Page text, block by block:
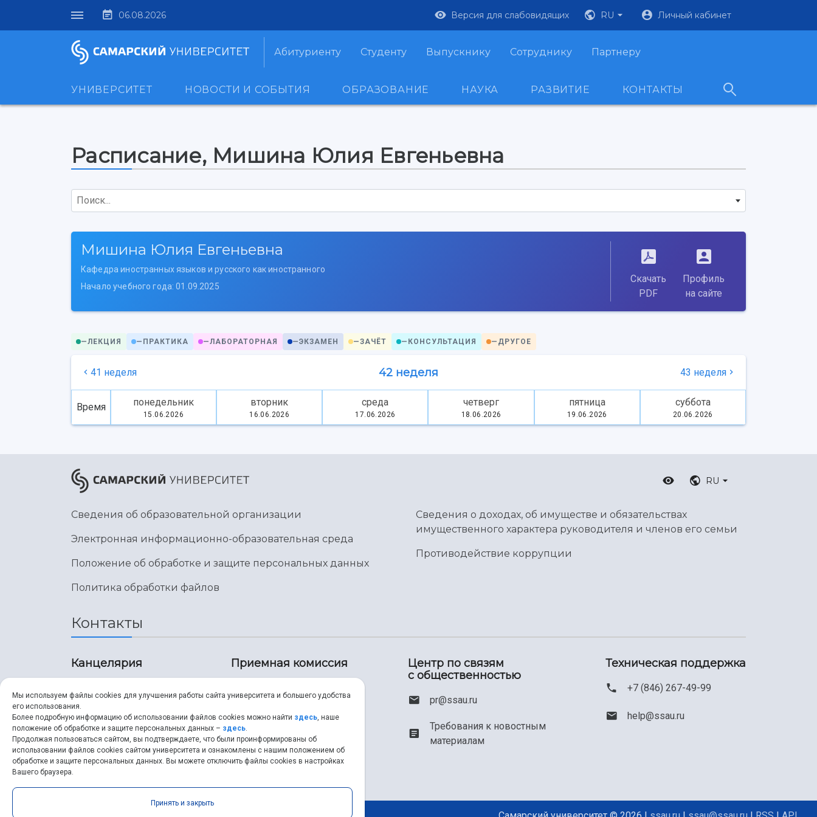
06.08.2026 Версия для слабовидящих RU Личный кабинет
Абитуриенту Студенту Выпускнику Сотруднику Партнеру
УНИВЕРСИТЕТ НОВОСТИ И СОБЫТИЯ ОБРАЗОВАНИЕ НАУКА РАЗВИТИЕ КОНТАКТЫ
Расписание, Мишина Юлия Евгеньевна
Поиск...
Мишина Юлия Евгеньевна
Кафедра иностранных языков и русского как иностранного
Начало учебного года: 01.09.2025
Скачать
PDF
Профиль
на сайте
—ЛЕКЦИЯ — ПРАКТИКА —ЛАБОРАТОРНАЯ —ЭКЗАМЕН —ЗАЧЁТ — КОНСУЛЬТАЦИЯ — ДРУГОЕ
41 неделя 42 неделя 43 неделя
Время понедельник
15.06.2026
вторник
16.06.2026
среда
17.06.2026
четверг
18.06.2026
пятница
19.06.2026
суббота
20.06.2026
RU
Сведения об образовательной организации
Электронная информационно-образовательная среда
Положение об обработке и защите персональных данных
Политика обработки файлов
Сведения о доходах, об имуществе и обязательствах
имущественного характера руководителя и членов его семьи
Противодействие коррупции
Контакты
Канцелярия
8 (846) 267-43-70
ssau@ssau.ru
Приемная комиссия
8 (846) 267-48-67
priem@ssau.ru
Центр по связям
с общественностью
pr@ssau.ru
Требования к новостным
материалам
Техническая поддержка
+7 (846) 267-49-99
help@ssau.ru
Мы используем файлы cookies для улучшения работы сайта университета и большего удобства
его использования.
Более подробную информацию об использовании файлов cookies можно найти здесь, наше
положение об обработке и защите персональных данных – здесь.
Продолжая пользоваться сайтом, вы подтверждаете, что были проинформированы об
использовании файлов cookies сайтом университета и ознакомлены с нашим положением об
обработке и защите персональных данных. Вы можете отключить файлы cookies в настройках
Вашего браузера.
Принять и закрыть